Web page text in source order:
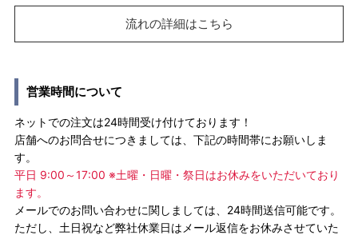
流れの詳細はこちら
営業時間について
ネットでの注文は24時間受け付けております！
店舗へのお問合せにつきましては、下記の時間帯にお願いしま
す。
平日 9:00～17:00 ※土曜・日曜・祭日はお休みをいただいており
ます。
メールでのお問い合わせに関しましては、24時間送信可能です。
ただし、土日祝など弊社休業日はメール返信をお休みさせていた